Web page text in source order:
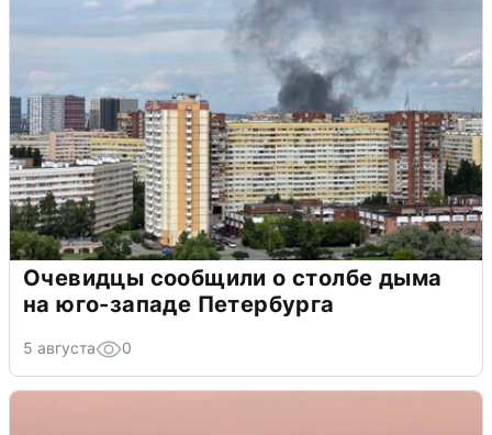
Очевидцы сообщили о столбе дыма
на юго-западе Петербурга
5 августа 0